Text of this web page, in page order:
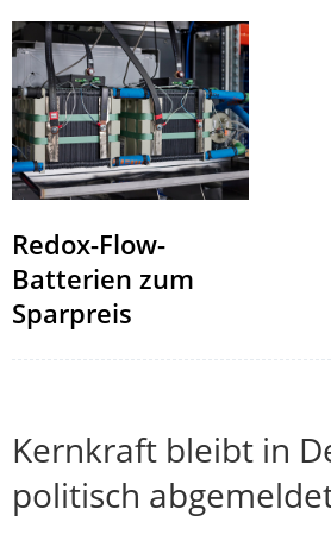
Redox-Flow-
Batterien zum
Sparpreis
Kernkraft bleibt in
politisch